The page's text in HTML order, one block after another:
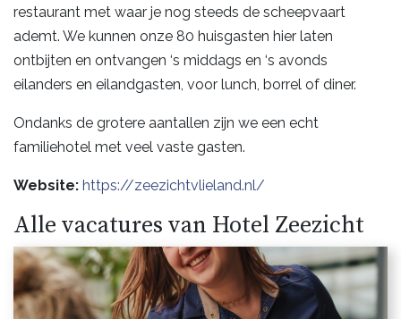
restaurant met waar je nog steeds de scheepvaart
ademt. We kunnen onze 80 huisgasten hier laten
ontbijten en ontvangen ‘s middags en ‘s avonds
eilanders en eilandgasten, voor lunch, borrel of diner.
Ondanks de grotere aantallen zijn we een echt
familiehotel met veel vaste gasten.
Website: https://zeezichtvlieland.nl/
Alle vacatures van Hotel Zeezicht